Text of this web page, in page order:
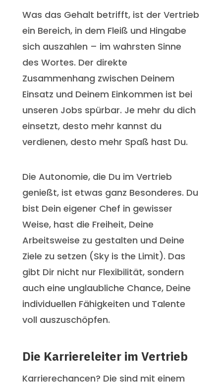
Was das Gehalt betrifft, ist der Vertrieb
ein Bereich, in dem Fleiß und Hingabe
sich auszahlen – im wahrsten Sinne
des Wortes. Der direkte
Zusammenhang zwischen Deinem
Einsatz und Deinem Einkommen ist bei
unseren Jobs spürbar. Je mehr du dich
einsetzt, desto mehr kannst du
verdienen, desto mehr Spaß hast Du.
Die Autonomie, die Du im Vertrieb
genießt, ist etwas ganz Besonderes. Du
bist Dein eigener Chef in gewisser
Weise, hast die Freiheit, Deine
Arbeitsweise zu gestalten und Deine
Ziele zu setzen (Sky is the Limit). Das
gibt Dir nicht nur Flexibilität, sondern
auch eine unglaubliche Chance, Deine
individuellen Fähigkeiten und Talente
voll auszuschöpfen.
Die Karriereleiter im Vertrieb
Karrierechancen? Die sind mit einem